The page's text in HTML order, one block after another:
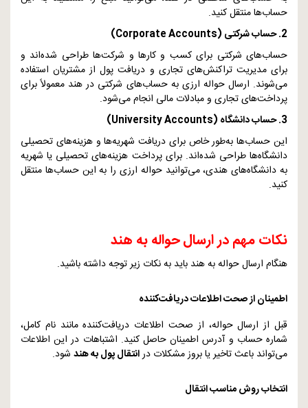
حساب‌ها منتقل کنید.
2. حساب شرکتی (
Corporate Accounts
)
حساب‌های شرکتی برای کسب و کارها و شرکت‌ها طراحی شده‌اند و
برای مدیریت تراکنش‌های تجاری و دریافت پول از مشتریان استفاده
می‌شوند. ارسال حواله ارزی به حساب‌های شرکتی در هند معمولاً برای
پرداخت‌های تجاری و مبادلات مالی انجام می‌شود.
3. حساب دانشگاه (
University Accounts
)
این حساب‌ها به‌طور خاص برای دریافت شهریه‌ها و هزینه‌های تحصیلی
دانشگاه‌ها طراحی شده‌اند. برای پرداخت هزینه‌های تحصیلی یا شهریه
به دانشگاه‌های هندی، می‌توانید حواله ارزی را به این حساب‌ها منتقل
کنید.
نکات مهم در ارسال حواله به هند
هنگام ارسال حواله به هند باید به نکات زیر توجه داشته باشید.
اطمینان از صحت اطلاعات دریافت‌کننده
قبل از ارسال حواله، از صحت اطلاعات دریافت‌کننده مانند نام کامل،
شماره حساب و آدرس اطمینان حاصل کنید. اشتباهات در این اطلاعات
می‌تواند باعث تاخیر یا بروز مشکلات درانتقال پول به هند شود.
انتخاب روش مناسب انتقال